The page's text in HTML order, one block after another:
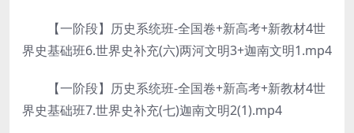
【一阶段】历史系统班-全国卷+新高考+新教材4世
界史基础班6.世界史补充(六)两河文明3+迦南文明1.mp4
【一阶段】历史系统班-全国卷+新高考+新教材4世
界史基础班7.世界史补充(七)迦南文明2(1).mp4